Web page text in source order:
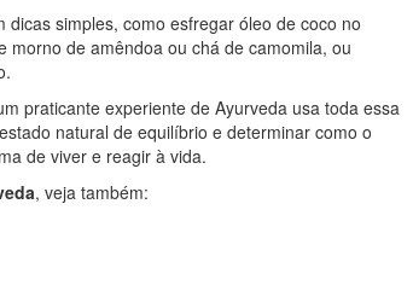
simples, como esfregar óleo de coco no
de amêndoa ou chá de camomila, ou
praticante experiente de Ayurveda usa toda essa
natural de equilíbrio e determinar como o
de viver e reagir à vida.
, veja também: